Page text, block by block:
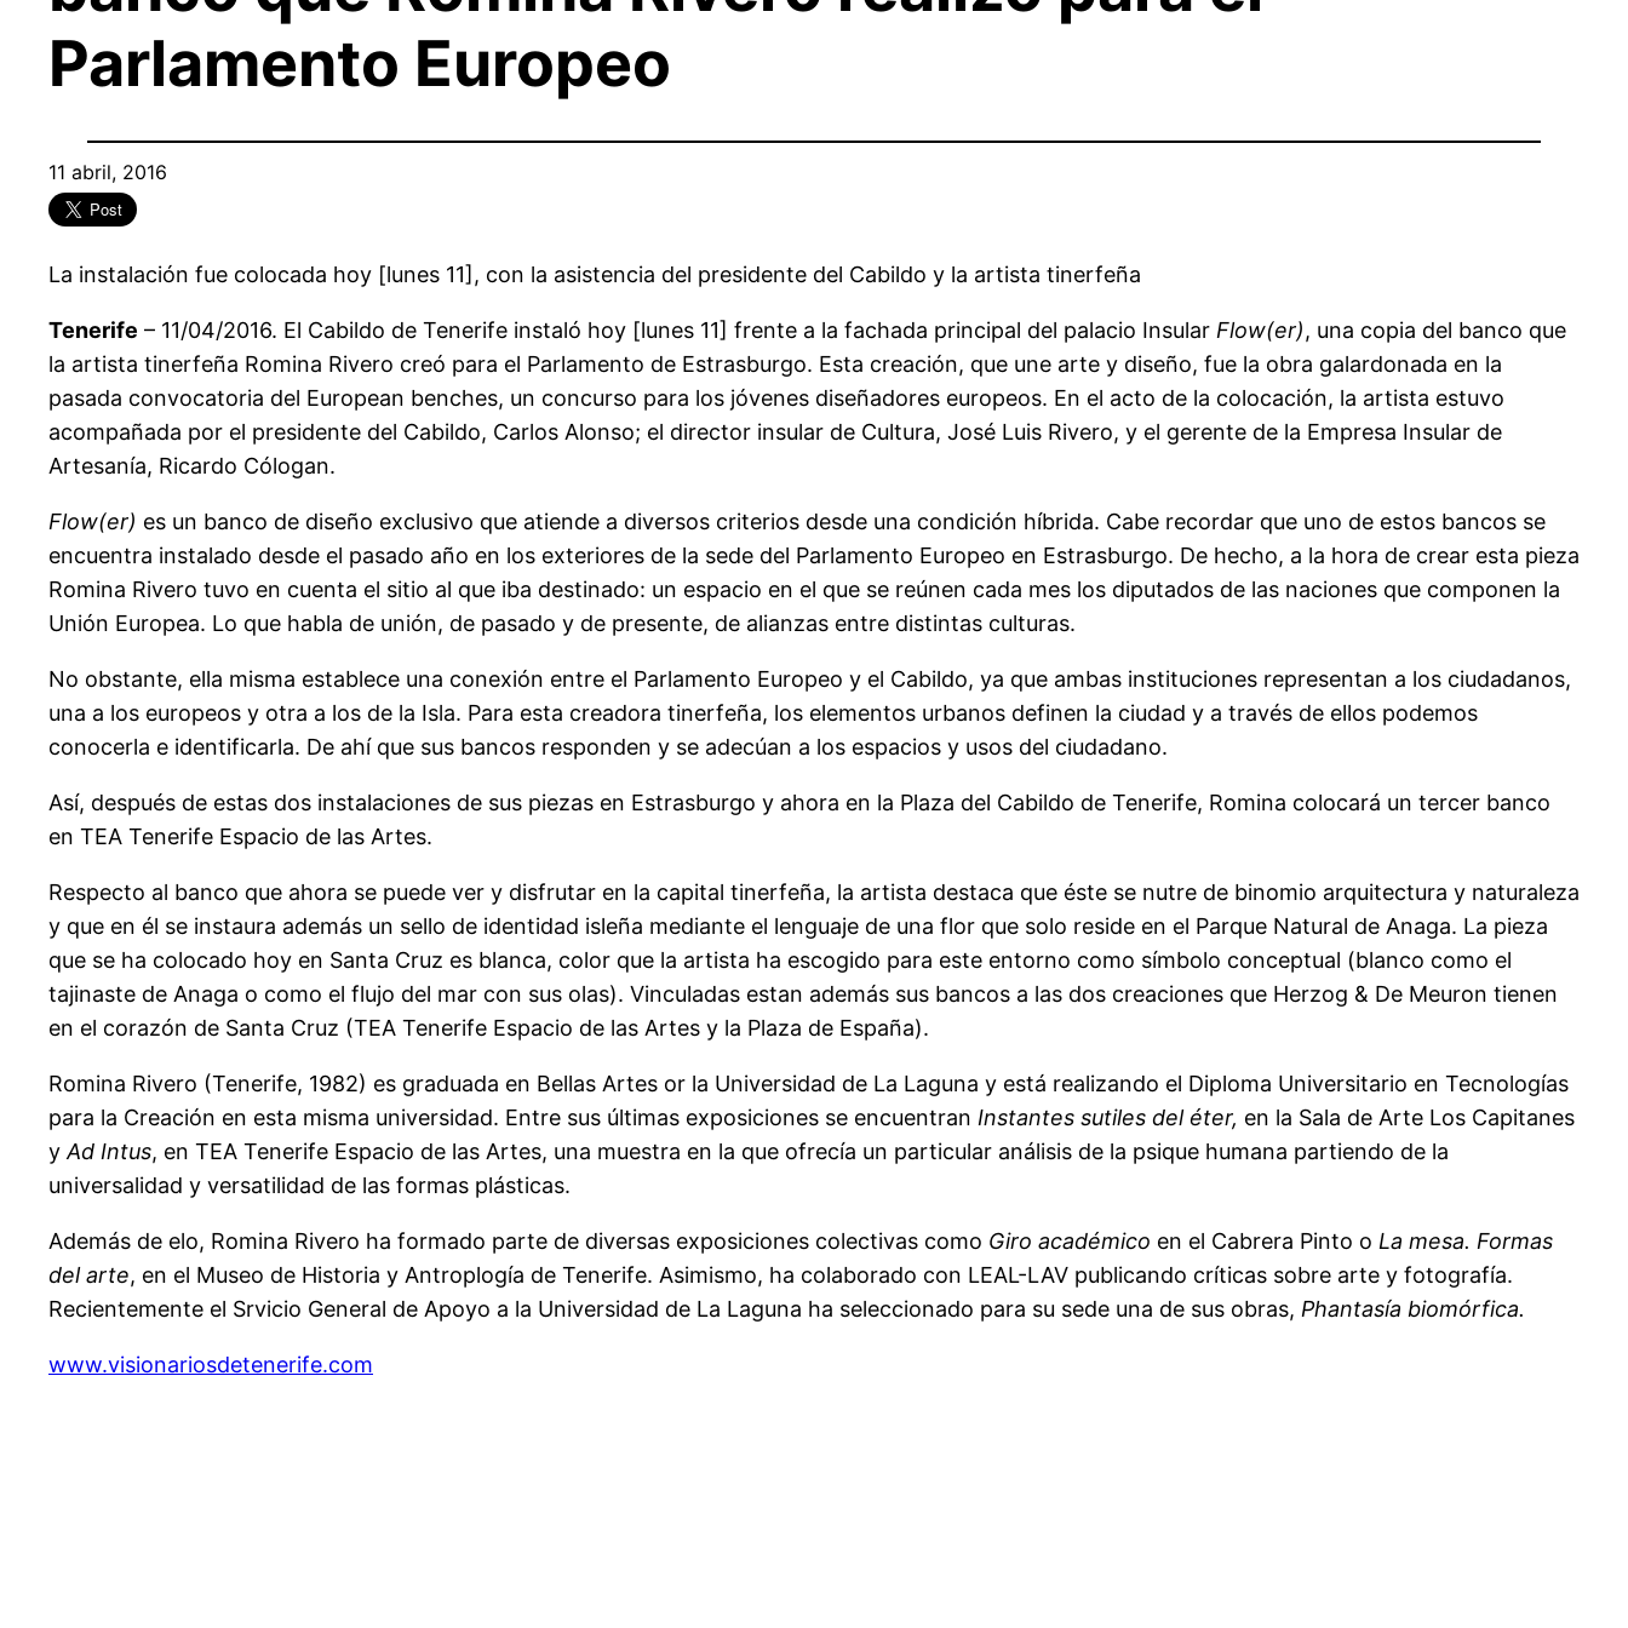
Parlamento Europeo
11 abril, 2016
La instalación fue colocada hoy [lunes 11], con la asistencia del presidente del Cabildo y la artista tinerfeña
Tenerife – 11/04/2016. El Cabildo de Tenerife instaló hoy [lunes 11] frente a la fachada principal del palacio Insular Flow(er), una copia del banco que
la artista tinerfeña Romina Rivero creó para el Parlamento de Estrasburgo. Esta creación, que une arte y diseño, fue la obra galardonada en la
pasada convocatoria del European benches, un concurso para los jóvenes diseñadores europeos. En el acto de la colocación, la artista estuvo
acompañada por el presidente del Cabildo, Carlos Alonso; el director insular de Cultura, José Luis Rivero, y el gerente de la Empresa Insular de
Artesanía, Ricardo Cólogan.
Flow(er) es un banco de diseño exclusivo que atiende a diversos criterios desde una condición híbrida. Cabe recordar que uno de estos bancos se
encuentra instalado desde el pasado año en los exteriores de la sede del Parlamento Europeo en Estrasburgo. De hecho, a la hora de crear esta pieza
Romina Rivero tuvo en cuenta el sitio al que iba destinado: un espacio en el que se reúnen cada mes los diputados de las naciones que componen la
Unión Europea. Lo que habla de unión, de pasado y de presente, de alianzas entre distintas culturas.
No obstante, ella misma establece una conexión entre el Parlamento Europeo y el Cabildo, ya que ambas instituciones representan a los ciudadanos,
una a los europeos y otra a los de la Isla. Para esta creadora tinerfeña, los elementos urbanos definen la ciudad y a través de ellos podemos
conocerla e identificarla. De ahí que sus bancos responden y se adecúan a los espacios y usos del ciudadano.
Así, después de estas dos instalaciones de sus piezas en Estrasburgo y ahora en la Plaza del Cabildo de Tenerife, Romina colocará un tercer banco
en TEA Tenerife Espacio de las Artes.
Respecto al banco que ahora se puede ver y disfrutar en la capital tinerfeña, la artista destaca que éste se nutre de binomio arquitectura y naturaleza
y que en él se instaura además un sello de identidad isleña mediante el lenguaje de una flor que solo reside en el Parque Natural de Anaga. La pieza
que se ha colocado hoy en Santa Cruz es blanca, color que la artista ha escogido para este entorno como símbolo conceptual (blanco como el
tajinaste de Anaga o como el flujo del mar con sus olas). Vinculadas estan además sus bancos a las dos creaciones que Herzog & De Meuron tienen
en el corazón de Santa Cruz (TEA Tenerife Espacio de las Artes y la Plaza de España).
Romina Rivero (Tenerife, 1982) es graduada en Bellas Artes or la Universidad de La Laguna y está realizando el Diploma Universitario en Tecnologías
para la Creación en esta misma universidad. Entre sus últimas exposiciones se encuentran Instantes sutiles del éter, en la Sala de Arte Los Capitanes
y Ad Intus, en TEA Tenerife Espacio de las Artes, una muestra en la que ofrecía un particular análisis de la psique humana partiendo de la
universalidad y versatilidad de las formas plásticas.
Además de elo, Romina Rivero ha formado parte de diversas exposiciones colectivas como Giro académico en el Cabrera Pinto o La mesa. Formas
del arte, en el Museo de Historia y Antroplogía de Tenerife. Asimismo, ha colaborado con LEAL-LAV publicando críticas sobre arte y fotografía.
Recientemente el Srvicio General de Apoyo a la Universidad de La Laguna ha seleccionado para su sede una de sus obras, Phantasía biomórfica.
www.visionariosdetenerife.com